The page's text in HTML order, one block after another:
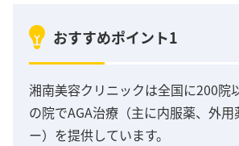
おすすめポイント1
湘南美容クリニックは全国に200院
の院でAGA治療（主に内服薬、外
ー）を提供しています。